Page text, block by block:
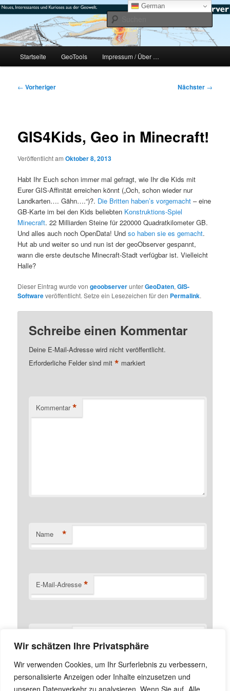
Wir schätzen Ihre Privatsphäre
Wir verwenden Cookies, um Ihr Surferlebnis zu verbessern,
personalisierte Anzeigen oder Inhalte einzusetzen und
unseren Datenverkehr zu analysieren. Wenn Sie auf „Alle
Zum
primären
springen#geoObserver
mikeE's GeoBlog
Startseite GeoTools Impressum / Über …
Beitragsnavigation
← Vorheriger Nächster →
GIS4Kids, Geo in Minecraft!
Veröffentlicht amOktober 8, 2013
Habt Ihr Euch schon immer mal gefragt, wie Ihr die Kids mit
Eurer GIS-Affinität erreichen könnt („Och, schon wieder nur
Landkarten…. Gähn….“)?. Die Britten haben’s vorgemacht – eine
GB-Karte im bei den Kids beliebten Konstruktions-Spiel
Minecraft. 22 Milliarden Steine für 220000 Quadratkilometer GB.
Und alles auch noch OpenData! Undso haben sie es gemacht.
Hut ab und weiter so und nun ist der geoObserver gespannt,
wann die erste deutsche Minecraft-Stadt verfügbar ist. Vielleicht
Halle?
Dieser Eintrag wurde vongeoobserverunterGeoDaten,GIS-
Softwareveröffentlicht. Setze ein Lesezeichen für den Permalink.
Schreibe einen Kommentar
Deine E-Mail-Adresse wird nicht veröffentlicht.
Erforderliche Felder sind mit* markiert
Kommentar *
Name *
E-Mail-Adresse *
Name, E-Mail-Adresse und Website in diesem Browser
für meinen nächsten Kommentar speichern.
German